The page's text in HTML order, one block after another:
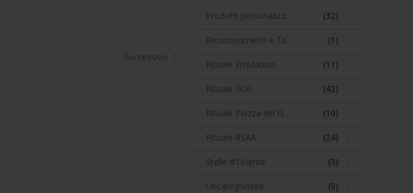
Successivo
Prodotti personalizzabili (32)
Riconoscimenti e Targhe (1)
Rituale Emulation (11)
Rituale GOI (42)
Rituale Piazza del Gesù (10)
Rituale RSAA (24)
Stelle d'Oriente (3)
Uncategorized (0)